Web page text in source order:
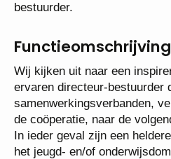
bestuurder.
Functieomschrijving
Wij kijken uit naar een
en ervaren directeur-
samenwerkingsverbanden,
van de coöperatie, naar de
begeleiden. In ieder geval
en ervaring in het jeugd- en/of